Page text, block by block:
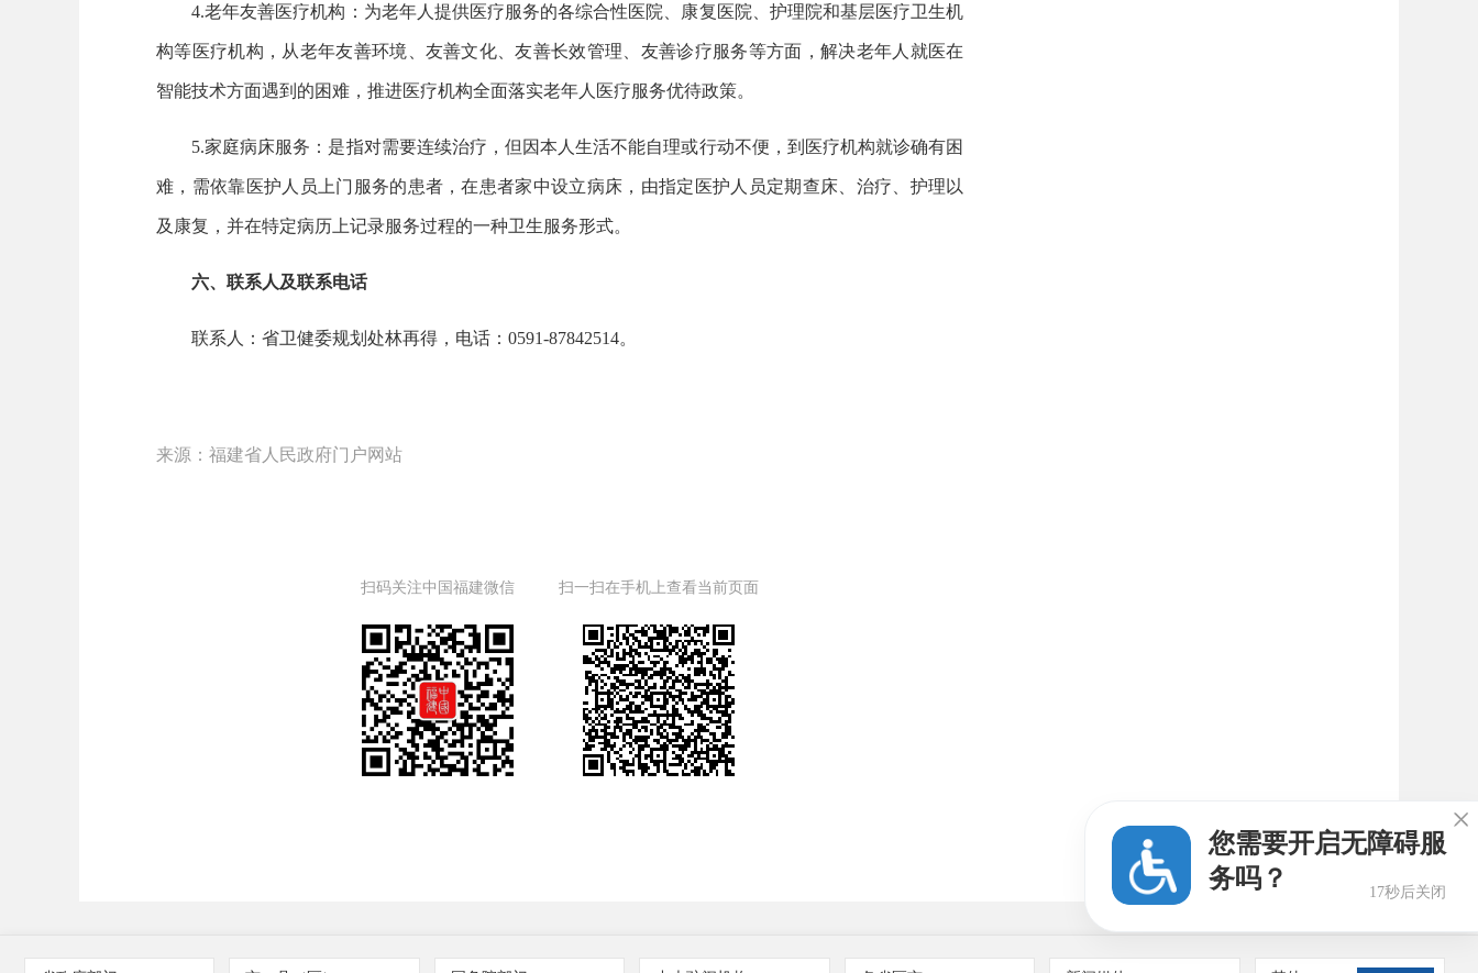
4.老年友善医疗机构：为老年人提供医疗服务的各综合性医院、康复医院、护理院和基层医疗卫生机
构等医疗机构，从老年友善环境、友善文化、友善长效管理、友善诊疗服务等方面，解决老年人就医在
智能技术方面遇到的困难，推进医疗机构全面落实老年人医疗服务优待政策。
5.家庭病床服务：是指对需要连续治疗，但因本人生活不能自理或行动不便，到医疗机构就诊确有困
难，需依靠医护人员上门服务的患者，在患者家中设立病床，由指定医护人员定期查床、治疗、护理以
及康复，并在特定病历上记录服务过程的一种卫生服务形式。
六、联系人及联系电话
联系人：省卫健委规划处林再得，电话：0591-87842514。
来源：福建省人民政府门户网站
扫码关注中国福建微信 扫一扫在手机上查看当前页面
您需要开启无障碍服
务吗？
16秒后关闭
